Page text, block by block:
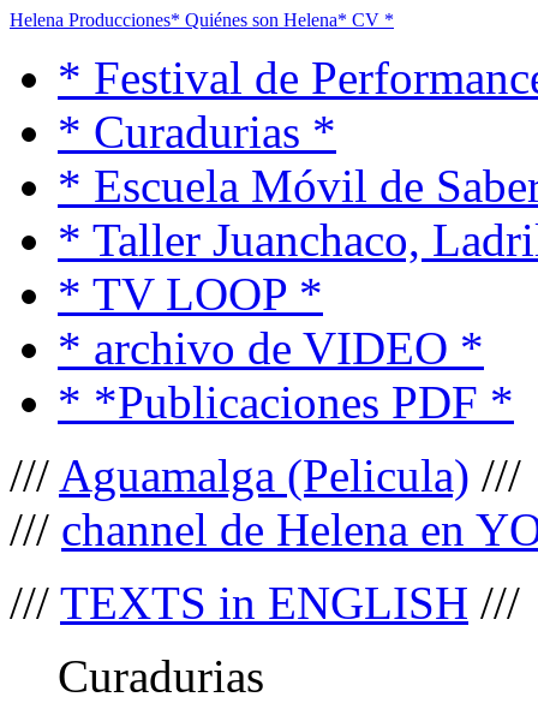
Helena Producciones* Quiénes son Helena* CV *
* Festival de
* Curadurias *
* Escuela Móvil de
* Taller Juanchaco,
* TV LOOP *
* archivo de VIDEO *
* *Publicaciones PDF *
/// Aguamalga (Pelicula) ///
/// channel de Helena en
/// TEXTS in ENGLISH ///
Curadurias